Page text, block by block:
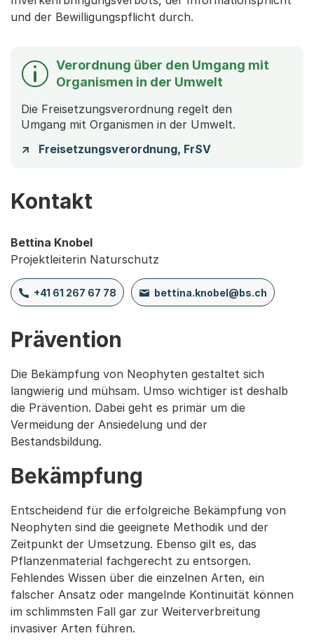
und der Bewilligungspflicht durch.
Verordnung über den Umgang mit
Organismen in der Umwelt
Die Freisetzungsverordnung regelt den
Umgang mit Organismen in der Umwelt.
Freisetzungsverordnung, FrSV
Kontakt
Bettina Knobel
Projektleiterin Naturschutz
+41 61 267 67 78 bettina.knobel@bs.ch
Prävention
Die Bekämpfung von Neophyten gestaltet sich
langwierig und mühsam. Umso wichtiger ist deshalb
die Prävention. Dabei geht es primär um die
Vermeidung der Ansiedelung und der
Bestandsbildung.
Bekämpfung
Entscheidend für die erfolgreiche Bekämpfung von
Neophyten sind die geeignete Methodik und der
Zeitpunkt der Umsetzung. Ebenso gilt es, das
Pflanzenmaterial fachgerecht zu entsorgen.
Fehlendes Wissen über die einzelnen Arten, ein
falscher Ansatz oder mangelnde Kontinuität können
im schlimmsten Fall gar zur Weiterverbreitung
invasiver Arten führen.